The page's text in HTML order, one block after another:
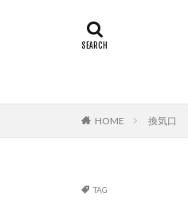
HOME 換気口
TAG